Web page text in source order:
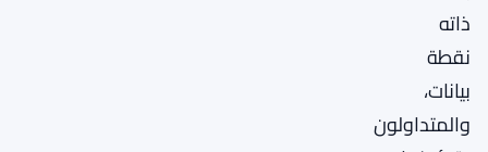
ذاته
نقطة
بيانات،
والمتداولون